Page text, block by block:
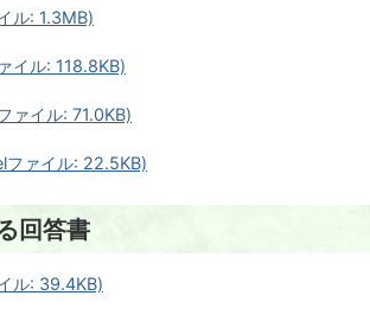
ル: 1.3MB)
イル: 118.8KB)
ァイル: 71.0KB)
ファイル: 22.5KB)
回答書
ル: 39.4KB)